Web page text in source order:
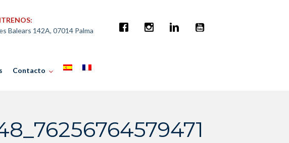
Balears 142A, 07014 Palma
Contacto